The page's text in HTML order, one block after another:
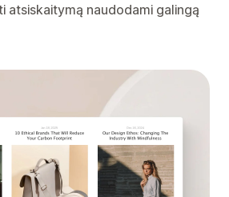
atsiskaitymą naudodami galingą